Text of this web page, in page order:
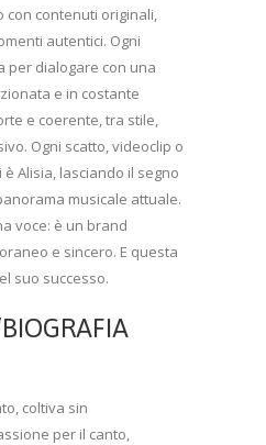
con contenuti originali,
autentici. Ogni
per dialogare con una
e in costante
e coerente, tra stile,
Ogni scatto, videoclip o
Alisia, lasciando il segno
musicale attuale.
voce: è un brand
e sincero. E questa
suo successo.
coltiva sin
per il canto,